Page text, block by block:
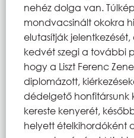
nehéz dolga van.
mondvacsinált okokra
elutasítják
kedvét szegi a további
hogy a Liszt Ferenc
diplomázott,
dédelgető honfitársunk
kereste kenyerét,
helyett ételkihordóként